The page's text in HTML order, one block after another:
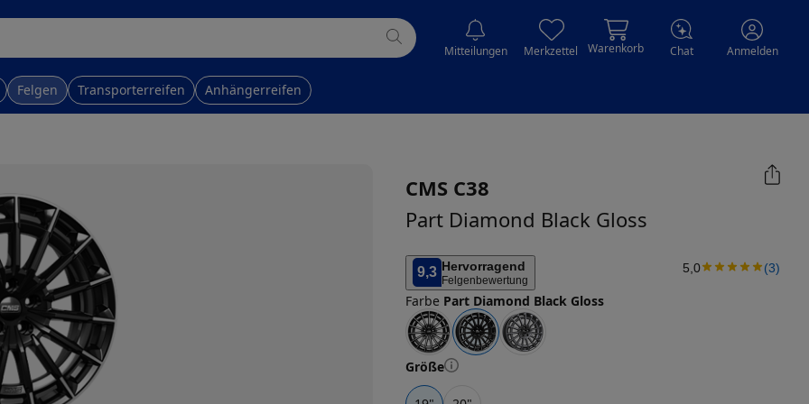
Mitteilungen Merkzettel Warenkorb Chat Anmelden
Felgen Transporterreifen Anhängerreifen
CMS C38
Part Diamond Black Gloss
9,3 Hervorragend
Felgenbewertung
5,0 (3)
Farbe Part Diamond Black Gloss
Größe